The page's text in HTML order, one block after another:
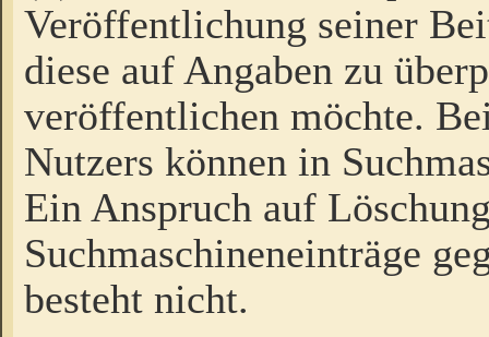
Veröffentlichung seiner
diese auf Angaben zu
veröffentlichen möchte.
Nutzers können in
Ein Anspruch auf
Suchmaschineneinträge
besteht nicht.